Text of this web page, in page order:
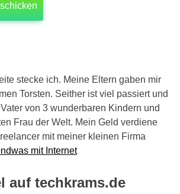
stecke ich. Meine Eltern gaben mir
Torsten. Seither ist viel passiert und
von 3 wunderbaren Kindern und
Frau der Welt. Mein Geld verdiene
mit meiner kleinen Firma
mit Internet
auf techkrams.de